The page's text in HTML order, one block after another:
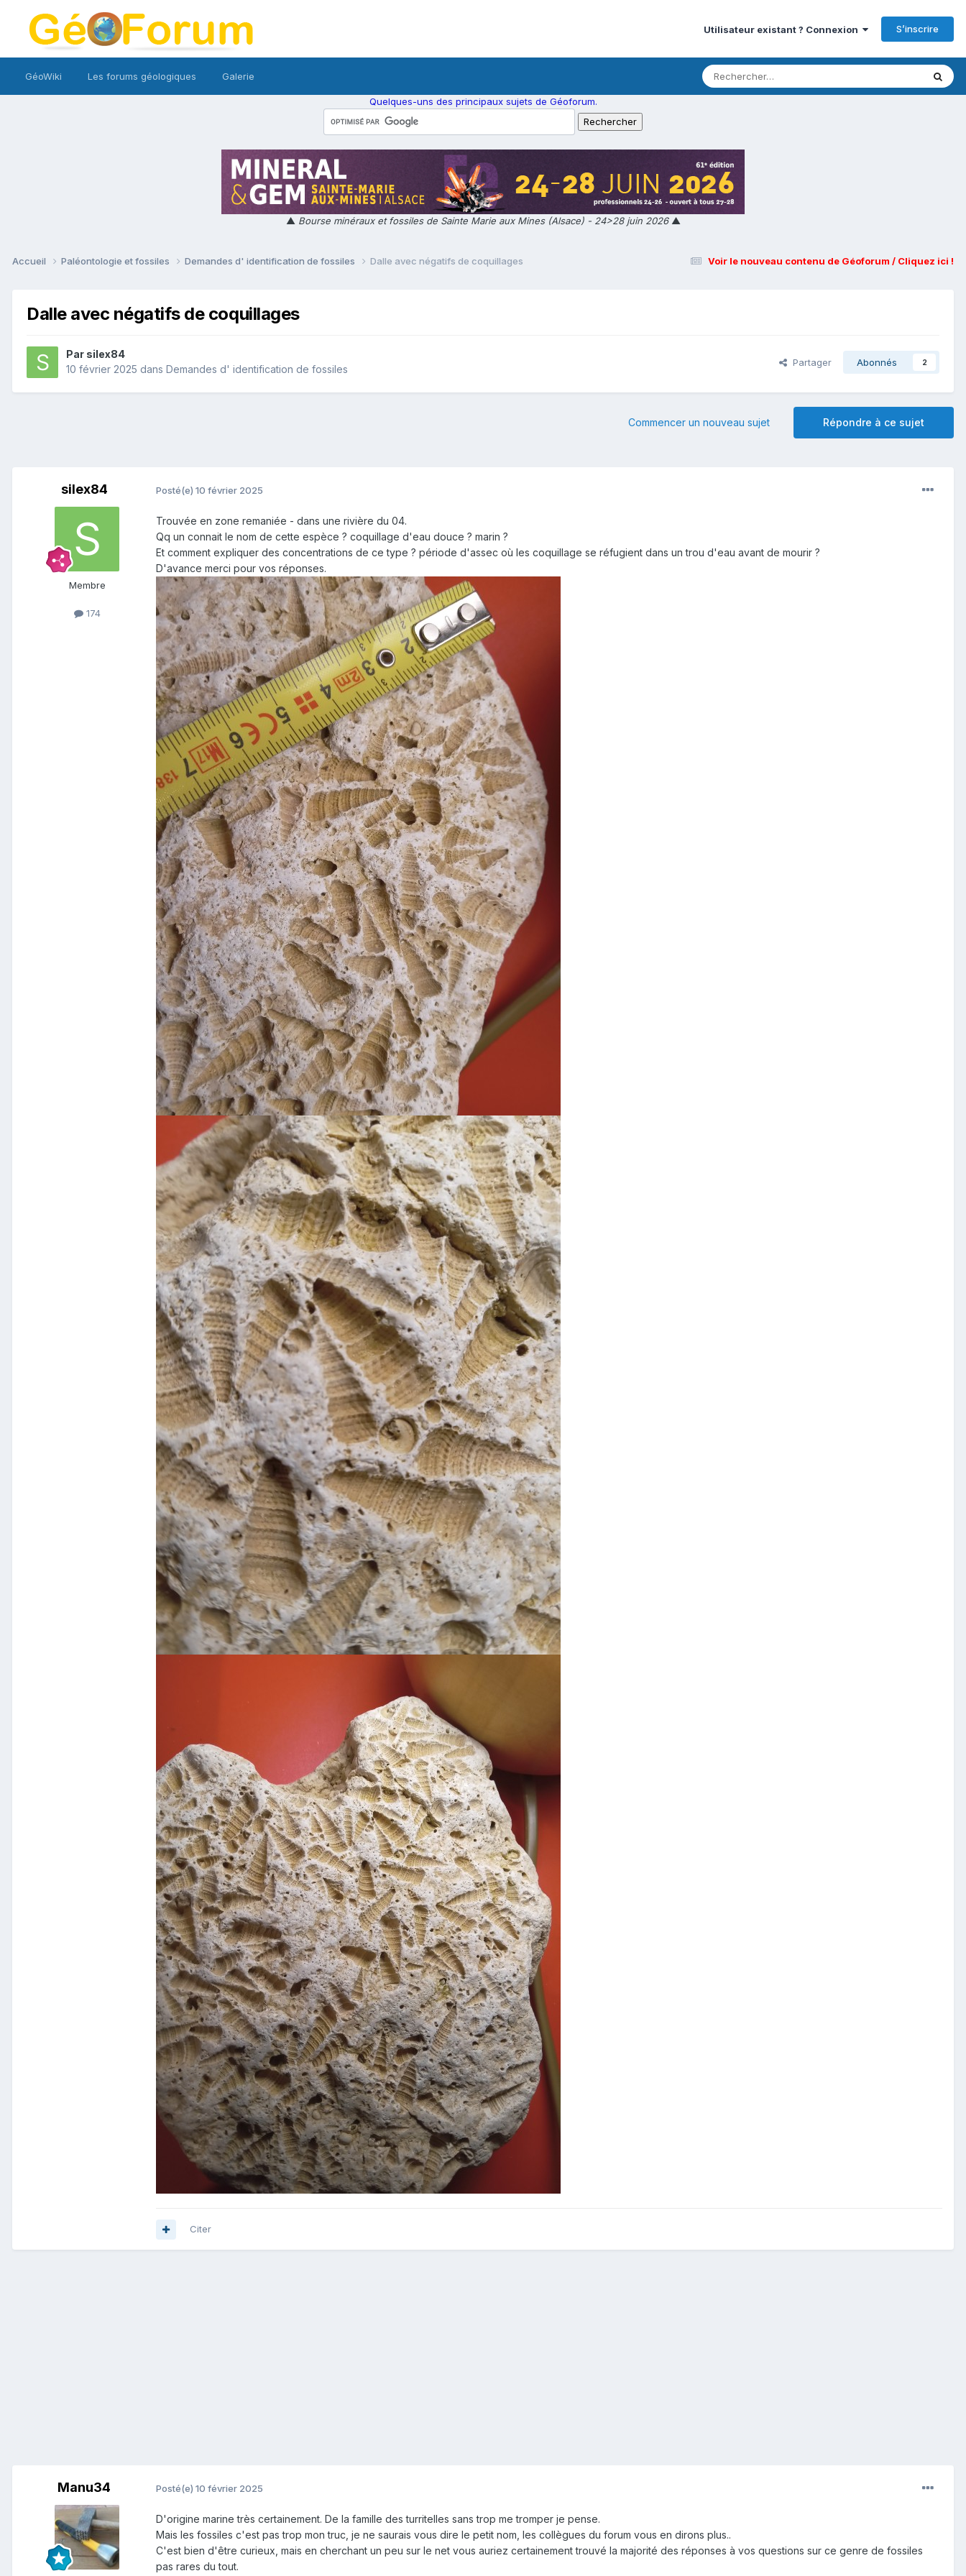
Utilisateur existant ? Connexion S’inscrire
GéoWiki Les forums géologiques Galerie
Quelques-uns des principaux sujets de Géoforum.
▲ Bourse minéraux et fossiles de Sainte Marie aux Mines (Alsace) - 24>28 juin 2026▲
Voir le nouveau contenu de Géoforum / Cliquez ici !
Accueil Paléontologie et fossiles Demandes d' identification de fossiles Dalle avec négatifs de coquillages
Dalle avec négatifs de coquillages
Par silex84
10 février 2025 dans Demandes d' identification de fossiles
Partager Abonnés 2
Répondre à ce sujet
Commencer un nouveau sujet
silex84
Membre
174
Posté(e) 10 février 2025
Trouvée en zone remaniée - dans une rivière du 04.
Qq un connait le nom de cette espèce ? coquillage d'eau douce ? marin ?
Et comment expliquer des concentrations de ce type ? période d'assec où les coquillage se réfugient dans un trou d'eau avant de mourir ?
D'avance merci pour vos réponses.
Citer
Manu34 Posté(e) 10 février 2025
D'origine marine très certainement. De la famille des turritelles sans trop me tromper je pense.
Mais les fossiles c'est pas trop mon truc, je ne saurais vous dire le petit nom, les collègues du forum vous en dirons plus..
C'est bien d'être curieux, mais en cherchant un peu sur le net vous auriez certainement trouvé la majorité des réponses à vos questions sur ce genre de fossiles
pas rares du tout.